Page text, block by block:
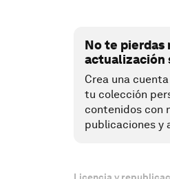
No te pierdas
actualización
Crea una
tu colección
contenidos con
publicaciones y
Licencia y